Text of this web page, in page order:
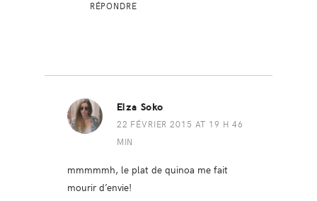
RÉPONDRE
Elza Soko
22 FÉVRIER 2015 AT 19 H 46
MIN
mmmmmh, le plat de quinoa me fait
mourir d’envie!